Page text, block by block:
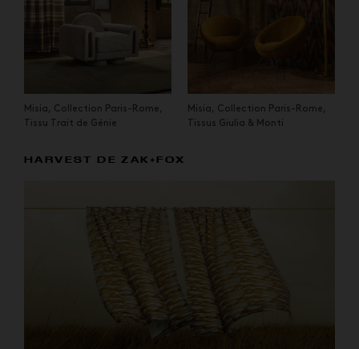
Misia, Collection Paris-Rome,
Tissu Trait de Génie
Misia, Collection Paris-Rome,
Tissus Giulia & Monti
HARVEST DE ZAK+FOX